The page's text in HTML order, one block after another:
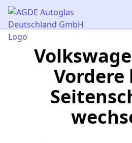
AGDE Autoglas Deutschland
Vordere